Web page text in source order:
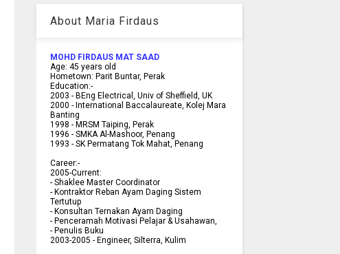
About Maria Firdaus
MOHD FIRDAUS MAT SAAD
Age: 45 years old
Hometown: Parit Buntar, Perak
Education:-
2003 - BEng Electrical, Univ of Sheffield, UK
2000 - International Baccalaureate, Kolej Mara
Banting
1998 - MRSM Taiping, Perak
1996 - SMKA Al-Mashoor, Penang
1993 - SK Permatang Tok Mahat, Penang
Career:-
2005-Current:
- Shaklee Master Coordinator
- Kontraktor Reban Ayam Daging Sistem
Tertutup
- Konsultan Ternakan Ayam Daging
- Penceramah Motivasi Pelajar & Usahawan,
- Penulis Buku
2003-2005 - Engineer, Silterra, Kulim